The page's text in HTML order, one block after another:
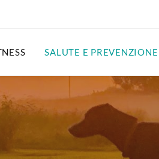
SALUTE E PREVENZIONE